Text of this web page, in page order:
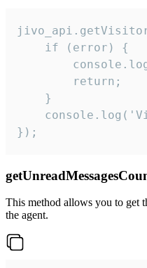
    if (error) {
        return;
    }
});
This method allows you to get
the agent.